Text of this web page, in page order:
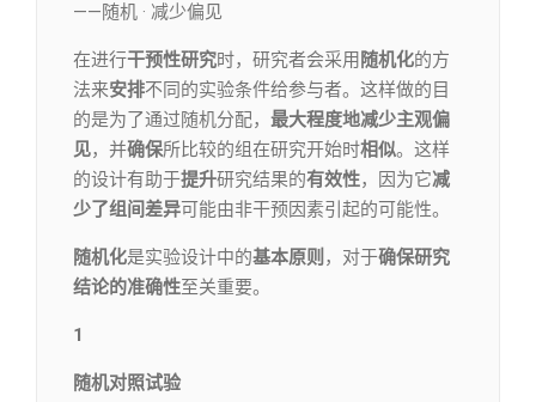
——随机 · 减少偏见
在进行干预性研究时，研究者会采用 随机化的方
法来安排不同的实验条件给参与者。这样做的目
的是为了通过随机分配， 最大程度地减少主观偏
见，并确保所比较的组在研究开始时相似。这样
的设计有助于提升研究结果的有效性，因为它减
少了组间差异可能由非干预因素引起的可能性。
随机化是实验设计中的基本原则 ，对于确保研究
结论的准确性至关重要。
1
随机对照试验